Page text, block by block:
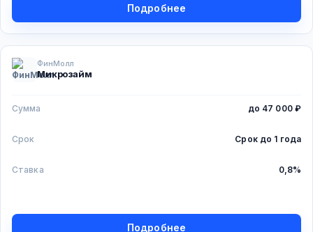
Подробнее
ФинМолл
Микрозайм
Сумма до 47 000 ₽
Срок Срокдо 1 года
Ставка 0,8%
Подробнее